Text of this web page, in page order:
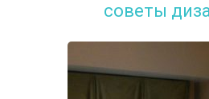
советы